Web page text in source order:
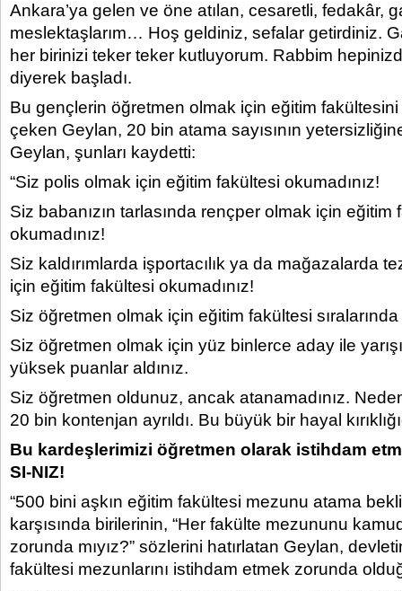
Ankara’ya gelen ve öne atılan, cesaretli, fedakâr,
meslektaşlarım… Hoş geldiniz, sefalar getirdiniz.
her birinizi teker teker kutluyorum. Rabbim
diyerek başladı.
Bu gençlerin öğretmen olmak için eğitim
çeken Geylan, 20 bin atama sayısının
Geylan, şunları kaydetti:
“Siz polis olmak için eğitim fakültesi okumadınız!
Siz babanızın tarlasında rençper olmak için eğitim
okumadınız!
Siz kaldırımlarda işportacılık ya da mağazalarda
için eğitim fakültesi okumadınız!
Siz öğretmen olmak için eğitim fakültesi
Siz öğretmen olmak için yüz binlerce aday ile
yüksek puanlar aldınız.
Siz öğretmen oldunuz, ancak atanamadınız.
20 bin kontenjan ayrıldı. Bu büyük bir hayal
Bu kardeşlerimizi öğretmen olarak istihdam
SI-NIZ!
“500 bini aşkın eğitim fakültesi mezunu atama
karşısında birilerinin, “Her fakülte mezununu
zorunda mıyız?” sözlerini hatırlatan Geylan,
fakültesi mezunlarını istihdam etmek zorunda